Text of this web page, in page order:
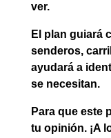
ver.
El plan guiará
senderos,
ayudará a
se necesitan.
Para que este
tu opinión. ¡A